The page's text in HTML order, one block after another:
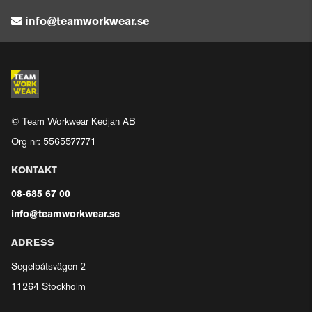
info@teamworkwear.se
© Team Workwear Kedjan AB
Org nr: 5565577771
KONTAKT
08-685 67 00
info@teamworkwear.se
ADRESS
Segelbåtsvägen 2
11264 Stockholm